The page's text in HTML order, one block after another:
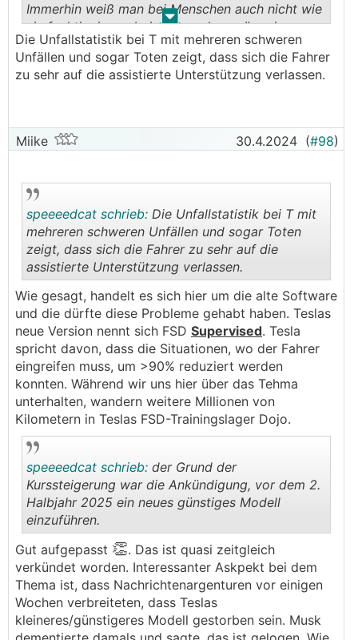
. .
Immerhin weiß man bei Menschen auch nicht wie
sie funktionieren, bei so manchen wäre eine
Unterstützung durch Computer sicher keine
Verschlechterung.
Und am Ende hat ja trotzdem immer noch ein
auskennt. Solange das erfüllt ist, sehe ich kein
Probleme dabei, diese Systeme auf der Straße zu
Die Unfallstatistik bei T mit mehreren schweren
Unfällen und sogar Toten zeigt, dass sich die Fahrer
zu sehr auf die assistierte Unterstützung verlassen.
Miike 30.4.2024 (#98)
..
speeeedcat schrieb: Die Unfallstatistik bei T mit
mehreren schweren Unfällen und sogar Toten
zeigt, dass sich die Fahrer zu sehr auf die
assistierte Unterstützung verlassen.
Wie gesagt, handelt es sich hier um die alte Software
und die dürfte diese Probleme gehabt haben. Teslas
neue Version nennt sich FSD Supervised. Tesla
spricht davon, dass die Situationen, wo der Fahrer
eingreifen muss, um >90% reduziert werden
konnten. Während wir uns hier über das Tehma
unterhalten, wandern weitere Millionen von
Kilometern in Teslas FSD-Trainingslager Dojo.
..
speeeedcat schrieb: der Grund der
Kurssteigerung war die Ankündigung, vor dem 2.
Halbjahr 2025 ein neues günstiges Modell
einzuführen.
Gut aufgepasst 👏. Das ist quasi zeitgleich
verkündet worden. Interessanter Askpekt bei dem
Thema ist, dass Nachrichtenargenturen vor einigen
Wochen verbreiteten, dass Teslas
kleineres/günstigeres Modell gestorben sein. Musk